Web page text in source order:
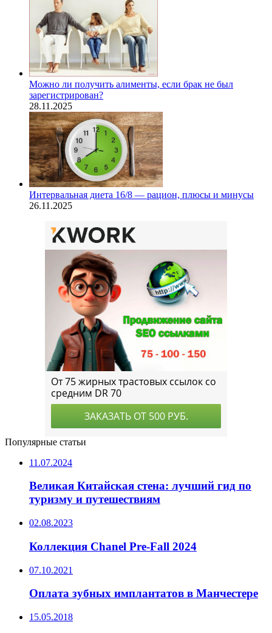
Можно ли получить алименты, если брак не был
зарегистрирован?
28.11.2025
Интервальная диета 16/8 — рацион, плюсы и минусы
26.11.2025
Популярные статьи
11.07.2024
Великая Китайская стена: лучший гид по
туризму и путешествиям
02.08.2023
Коллекция Chanel Pre-Fall 2024
07.10.2021
Оплата зубных имплантатов в Манчестере
15.05.2018